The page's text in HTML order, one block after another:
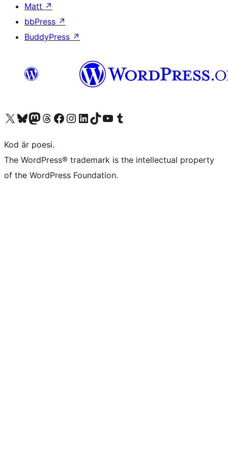
Matt ↗
bbPress ↗
BuddyPress ↗
Besök vår X-konto (f.d. Twitter)
Besök vårt Bluesky-konto
Besök vårt Mastodon-konto
Besök vårt Thread-konto
Besök vår Facebook-sidaBesök vårt Instagram-konto
Besök vårt LinkedIn-konto
Besök vårt TikTok-konto
Besök vår YouTube-kanalBesök vårt Tumblr-konto
Kod är poesi.
The WordPress® trademark is the intellectual property
of the WordPress Foundation.